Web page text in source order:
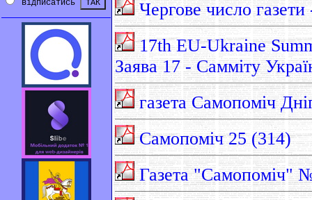
відписатись
Чергове число
17th EU-Ukraine
Заява 17 - Самміту
газета Самопоміч
Самопоміч 25 (314)
Газета "Самопоміч"